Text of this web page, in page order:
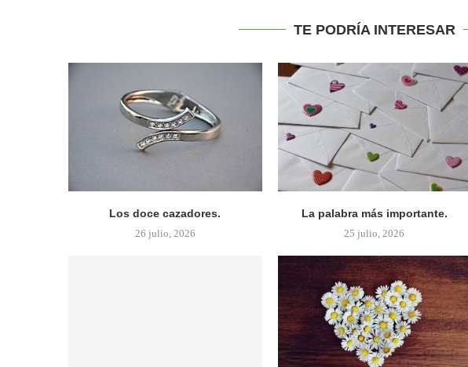
TE PODRÍA INTERESAR
Los doce cazadores.
26 julio, 2026
La palabra más importante.
25 julio, 2026